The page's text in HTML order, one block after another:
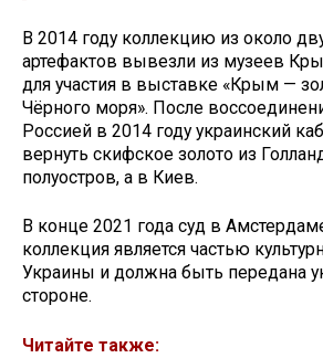
В 2014 году коллекцию из около
артефактов вывезли из музеев
для участия в выставке «Крым —
Чёрного моря». После
Россией в 2014 году украинский
вернуть скифское золото из
полуостров, а в Киев.
В конце 2021 года суд в
коллекция является частью
Украины и должна быть передана
стороне.
Читайте также: